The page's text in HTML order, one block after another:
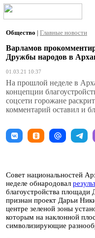
Общество | Главные новости
Варламов
Дружбы народов в
01.03.21 10:37
На прошлой неделе в
концепции
соцсети горожане
комментарий оставил и
Совет национальностей
неделе обнародовал
благоустройства
признан проект Дарьи
центре зеленой зоны
которым на наклонной
символизирующие